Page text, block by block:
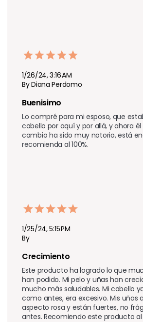
1/26/24, 3:16 AM
By Diana Perdomo
Buenisimo
Lo compré para mi esposo, que
cabello por aquí y por allá, y ahora él
cambio ha sido muy notorio, está
recomienda al 100%.
1/25/24, 5:15 PM
By
Crecimiento
Este producto ha logrado lo que
han podido. Mi pelo y uñas han
mucho más saludables. Mi cabello
como antes, era excesivo. Mis uñas
aspecto rosa y están fuertes, no
antes. Recomiendo este producto al